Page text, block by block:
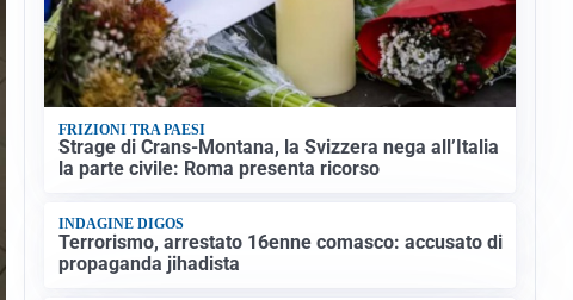
FRIZIONI TRA PAESI
Strage di Crans-Montana, la Svizzera nega all’Italia
la parte civile: Roma presenta ricorso
INDAGINE DIGOS
Terrorismo, arrestato 16enne comasco: accusato di
propaganda jihadista